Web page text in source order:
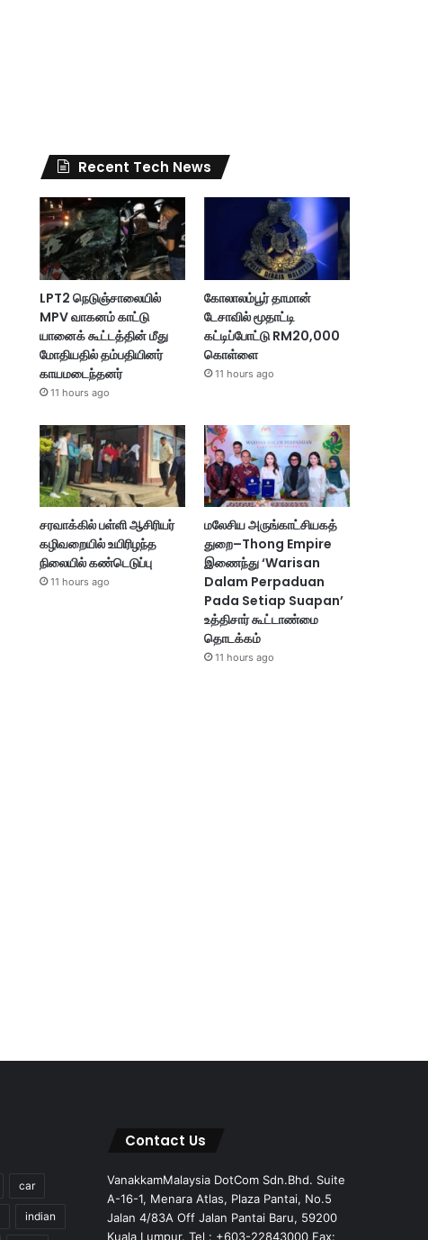
Recent Tech News
LPT2 நெடுஞ்சாலையில்
MPV வாகனம் காட்டு
யானைக் கூட்டத்தின் மீது
மோதியதில் தம்பதியினர்
காயமடைந்தனர்
11 hours ago
கோலாலம்பூர் தாமான்
டேசாவில் மூதாட்டி
கட்டிப்போட்டு RM20,000
கொள்ளை
11 hours ago
சரவாக்கில் பள்ளி ஆசிரியர்
கழிவறையில் உயிரிழந்த
நிலையில் கண்டெடுப்பு
11 hours ago
மலேசிய அருங்காட்சியகத்
துறை–Thong Empire
இணைந்து ‘Warisan
Dalam Perpaduan
Pada Setiap Suapan’
உத்திசார் கூட்டாண்மை
தொடக்கம்
11 hours ago
car
indian
Contact Us
VanakkamMalaysia DotCom Sdn.Bhd. Suite
A-16-1, Menara Atlas, Plaza Pantai, No.5
Jalan 4/83A Off Jalan Pantai Baru, 59200
Kuala Lumpur. Tel : +603-22843000 Fax: